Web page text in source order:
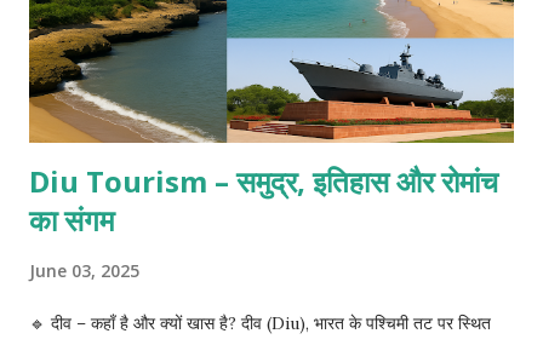
Diu Tourism – समुद्र, इतिहास और रोमांच
का संगम
June 03, 2025
🔹 दीव – कहाँ है और क्यों खास है? दीव (Diu), भारत के पश्चिमी तट पर स्थित